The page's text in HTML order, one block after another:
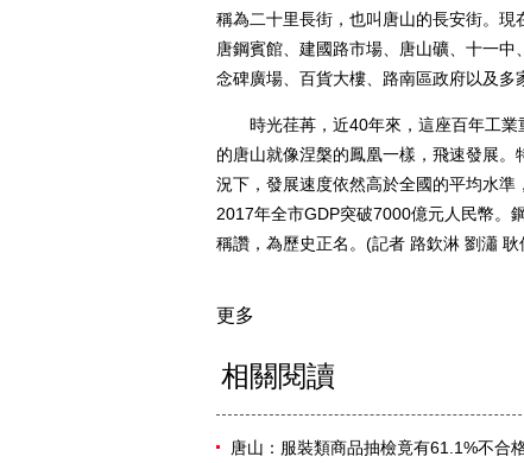
稱為二十里長街，也叫唐山的長安街。
唐鋼賓館、建國路市場、唐山礦、十一
念碑廣場、百貨大樓、路南區政府以及多
時光荏苒，近40年來，這座百年工業
的唐山就像涅槃的鳳凰一樣，飛速發展
況下，發展速度依然高於全國的平均水準
2017年全市GDP突破7000億元人民幣。
稱讚，為歷史正名。(記者 路欽淋 劉瀟
更多
相關閱讀
唐山：服裝類商品抽檢竟有61.1%不合